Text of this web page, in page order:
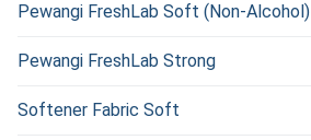
Pewangi FreshLab Soft (Non-Alcohol)
Pewangi FreshLab Strong
Softener Fabric Soft